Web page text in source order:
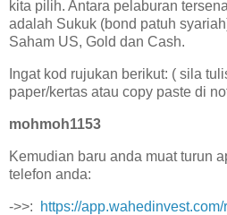
kita pilih. Antara pelaburan
adalah Sukuk (bond patuh
Saham US, Gold dan Cash.
Ingat kod rujukan berikut: ( sila
paper/kertas atau copy paste di
mohmoh1153
Kemudian baru anda muat turun
telefon anda:
->>: https://app.wahedinvest.com/